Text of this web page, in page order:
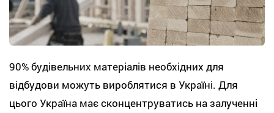
90% будівельних матеріалів необхідних для
відбудови можуть вироблятися в Україні. Для
цього Україна має сконцентруватись на залученні